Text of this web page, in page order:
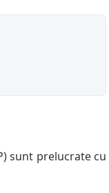
sunt prelucrate cu